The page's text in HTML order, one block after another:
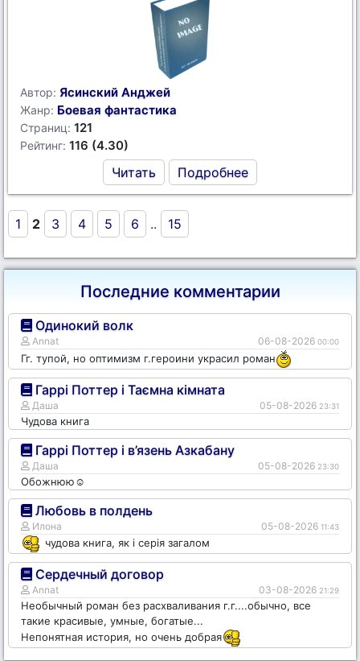
Автор: Ясинский Анджей
Жанр: Боевая фантастика
Страниц: 121
Рейтинг: 116 (4.30)
Читать Подробнее
1 2 3 4 5 6 .. 15
Последние комментарии
Одинокий волк
Annat 06-08-2026 00:00
Гг. тупой, но оптимизм г.героини украсил роман
Гаррі Поттер і Таємна кімната
Даша 05-08-2026 23:31
Чудова книга
Гаррі Поттер і в’язень Азкабану
Даша 05-08-2026 23:30
Обожнюю☺️
Любовь в полдень
Илона 05-08-2026 11:43
чудова книга, як і серія загалом
Сердечный договор
Annat 03-08-2026 21:29
Необычный роман без расхваливания г.г....обычно, все
такие красивые, умные, богатые...
Непонятная история, но очень добрая